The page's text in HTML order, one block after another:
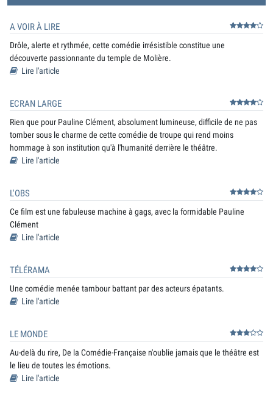
A VOIR À LIRE
Drôle, alerte et rythmée, cette comédie irrésistible constitue une
découverte passionnante du temple de Molière.
Lire l'article
ECRAN LARGE
Rien que pour Pauline Clément, absolument lumineuse, difficile de ne pas
tomber sous le charme de cette comédie de troupe qui rend moins
hommage à son institution qu'à l'humanité derrière le théâtre.
Lire l'article
L'OBS
Ce film est une fabuleuse machine à gags, avec la formidable Pauline
Clément
Lire l'article
TÉLÉRAMA
Une comédie menée tambour battant par des acteurs épatants.
Lire l'article
LE MONDE
Au-delà du rire, De la Comédie-Française n'oublie jamais que le théâtre est
le lieu de toutes les émotions.
Lire l'article